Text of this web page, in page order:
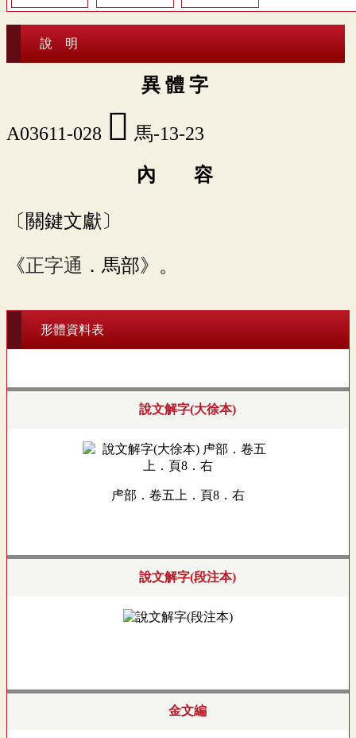
說 明
異 體 字
A03611-028 󵎨 馬-13-23
內 容
〔關鍵文獻〕
《 正字通 ．馬部》。
形體資料表
說文解字(大徐本)
虍部．卷五上．頁8．右
說文解字(段注本)
金文編